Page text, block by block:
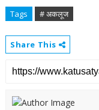
Tags # अकलूज
Share This